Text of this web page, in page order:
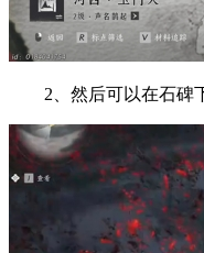
2、然后可以在石碑下